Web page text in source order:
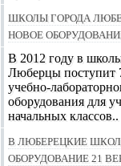
Школы города
новое
В 2012 году в
Люберцы поступит
учебно-
оборудования для
начальных классов..
В Люберецкие
оборудование 21